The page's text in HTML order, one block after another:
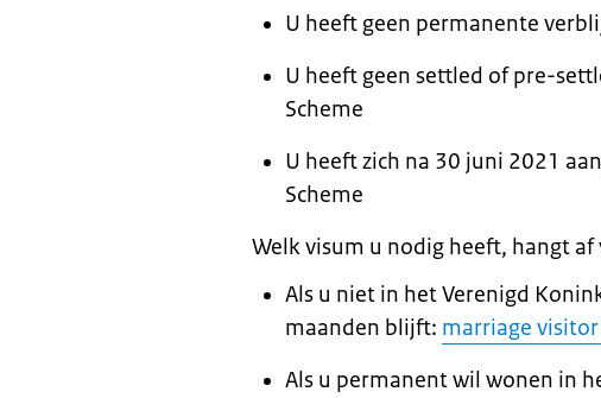
U heeft geen permanente
U heeft geen settled ofpre-
Scheme
U heeft zich na 30 juni 2021
Scheme
Welk visum u nodig heeft, hangt
Als u niet in het Verenigd
maanden blijft: marriage visitor
Als u permanent wil wonen in